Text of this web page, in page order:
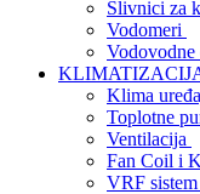
Slivnici za
Vodomeri
Klima
Toplotne
Ventilacija
Fan Coil i
VRF sistem